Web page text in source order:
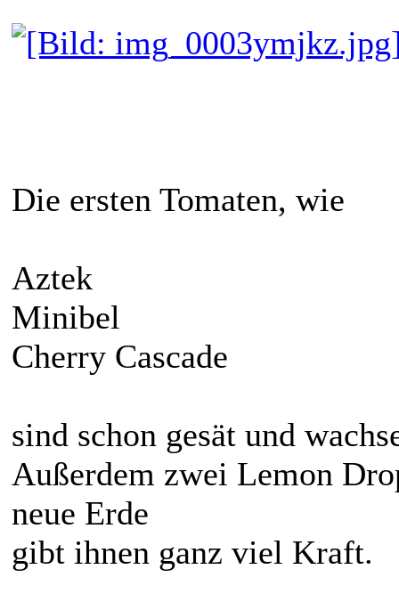
Die ersten Tomaten, wie
Aztek
Minibel
Cherry Cascade
sind schon gesät und
Außerdem zwei Lemon
neue Erde
gibt ihnen ganz viel Kraft.